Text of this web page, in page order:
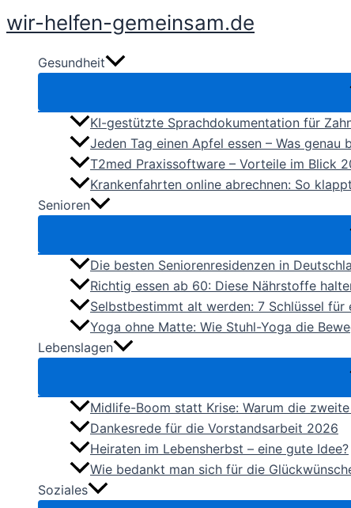
Zum
Inhalt
springen
wir-helfen-gemeinsam.de
Gesundheit
KI-gestützte Sprachdokumentation für
Jeden Tag einen Apfel essen – Was genau
T2med Praxissoftware – Vorteile im Blick
Krankenfahrten online abrechnen: So
Senioren
Die besten Seniorenresidenzen in
Richtig essen ab 60: Diese Nährstoffe
Selbstbestimmt alt werden: 7 Schlüssel
Yoga ohne Matte: Wie Stuhl-Yoga die
Lebenslagen
Midlife-Boom statt Krise: Warum die
Dankesrede für die Vorstandsarbeit 2026
Heiraten im Lebensherbst – eine gute Idee?
Wie bedankt man sich für die
Soziales